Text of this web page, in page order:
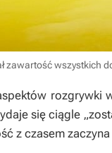
zawartość wszystkich
rozgrywki
się ciągle
z czasem